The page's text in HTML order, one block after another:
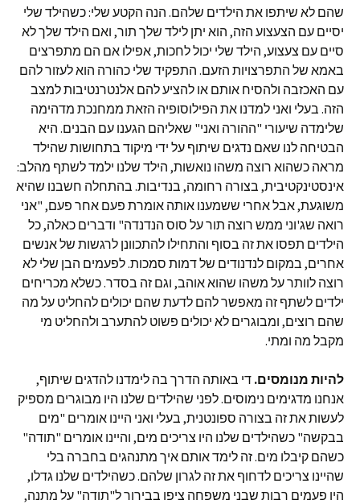
שהם לא שיתפו את הילדים שלהם. הנה הקטע שלי: כשהילד שלי
יסיים עם הצעצוע הזה, הוא יתן לילד שלך תור, ואם הילד שלך לא
סיים עם צעצוע, הילד שלי יכול לחכות, אפילו אם הם מתפרצים
באמא של התפרצויות הזעם. התפקיד שלי כהורה הוא לעזור להם
עם האכזבה ולהסיח אותם או להציע להם אלנטרנטיבות למצב
הזה. בעלי ואני למדנו את הפילוסופיה הזאת ממחנכת מדהימה
שלימדה שיעורי "ההורה ואני" שאליהם הגענו עם הבנים. היא
הבטיחה לנו שאם נדגים שיתוף על ידי מיקוד בתחושות שהילד
מראה כשהוא רוצה משהו נואשות, הילד שלנו ילמד לשתף מהלב:
אינסטינקטיבית, בצורה רחומה, בנדיבות. בהתחלה חשבנו שהיא
משוגעת, אבל אחרי ששמענו אותה אומרת פעם אחר פעם, "אני
רואה שג'וני ממש רוצה תור על סוס הנדנדה" ודברים כאלה, כל
הילדים תפסו את זה בסוף והתחילו להתכוונן לרגשות של אנשים
אחרים, במקום לנדנודים של דמות סמכות. לפעמים הבן שלי לא
רוצה לוותר על משהו שהוא אוהב, וגם זה בסדר. כשלא מכריחים
ילדים לשתף זה מאפשר להם לדעת שהם יכולים להחליט על מה
שהם רוצים, ומבוגרים לא יכולים פשוט להתערב ולהחליט מי
מקבל מה ומתי.
להיות מנומסים. די באותה הדרך בה לימדנו להדגים שיתוף,
אנחנו מדגימים נימוסים. לפני שהילדים שלנו היו מבוגרים מספיק
לעשות את זה בצורה ספונטנית, בעלי ואני היינו אומרים "מים
בבקשה" כשהילדים שלנו היו צריכים מים, והיינו אומרים "תודה"
כשהם קיבלו מים. זה לימד אותם איך מתנהגים בחברה בלי
שהיינו צריכים לדחוף את זה לגרון שלהם. כשהילדים שלנו גדלו,
היו פעמים רבות שבני משפחה ציפו בבירור ל"תודה" על מתנה,